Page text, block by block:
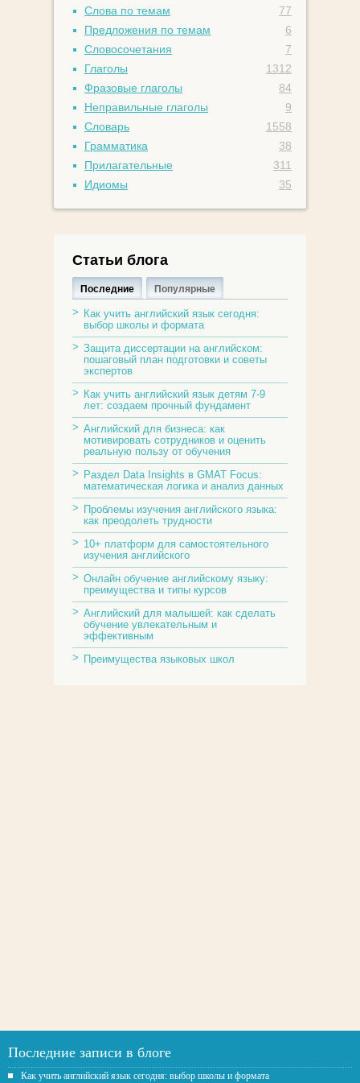
Слова по темам
77
Предложения по темам
6
Словосочетания
7
Глаголы
1312
Фразовые глаголы
84
Неправильные глаголы
9
Словарь
1558
Грамматика
38
Прилагательные
311
Идиомы
35
Статьи блога
Последние Популярные
Как учить английский язык сегодня:
выбор школы и формата
Защита диссертации на английском:
пошаговый план подготовки и советы
экспертов
Как учить английский язык детям 7-9
лет: создаем прочный фундамент
Английский для бизнеса: как
мотивировать сотрудников и оценить
реальную пользу от обучения
Раздел Data Insights в GMAT Focus:
математическая логика и анализ данных
Проблемы изучения английского языка:
как преодолеть трудности
10+ платформ для самостоятельного
изучения английского
Онлайн обучение английскому языку:
преимущества и типы курсов
Английский для малышей: как сделать
обучение увлекательным и
эффективным
Преимущества языковых школ
Последние записи в блоге
Как учить английский язык сегодня: выбор школы и формата